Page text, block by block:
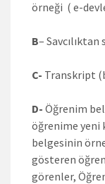
örneği ( e-
B– Savcılıktan
C- Transkript
D- Öğrenim
öğrenime yeni
belgesinin
gösteren
görenler,